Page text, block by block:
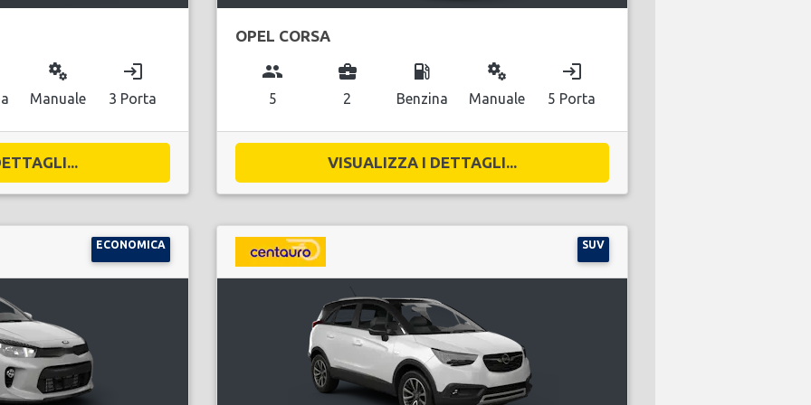
miscellaneous_services
Manuale
login
3 Porta
OPEL CORSA
group
5
business_center
2
local_gas_station
Benzina
miscellaneous_services
Manuale
login
5 Porta
VISUALIZZA I DETTAGLI...
ECONOMICA SUV